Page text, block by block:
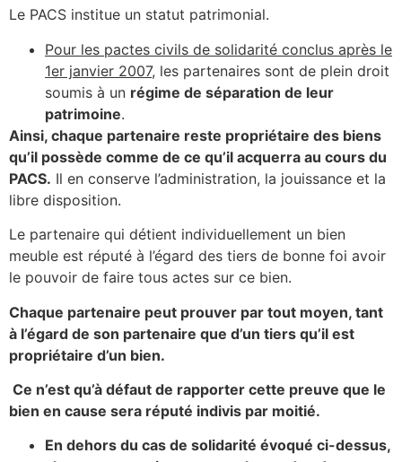
Le PACS institue un statut patrimonial.
Pour les pactes civils de solidarité conclus après le
1er janvier 2007, les partenaires sont de plein droit
soumis à un régime de séparation de leur
patrimoine.
Ainsi, chaque partenaire reste propriétaire des biens
qu’il possède comme de ce qu’il acquerra au cours du
PACS. Il en conserve l’administration, la jouissance et la
libre disposition.
Le partenaire qui détient individuellement un bien
meuble est réputé à l’égard des tiers de bonne foi avoir
le pouvoir de faire tous actes sur ce bien.
Chaque partenaire peut prouver par tout moyen, tant
à l’égard de son partenaire que d’un tiers qu’il est
propriétaire d’un bien.
Ce n’est qu’à défaut de rapporter cette preuve que le
bien en cause sera réputé indivis par moitié.
En dehors du cas de solidarité évoqué ci-dessus,